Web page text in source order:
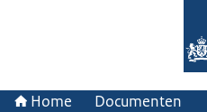
Home Documenten